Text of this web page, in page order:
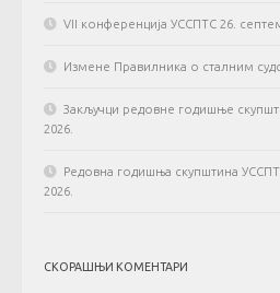
VII конференција УССПТС 26.
Измене Правилника о сталним
Закључци редовне годишње
2026.
Редовна годишња скупштина
2026.
СКОРАШЊИ КОМЕНТАРИ